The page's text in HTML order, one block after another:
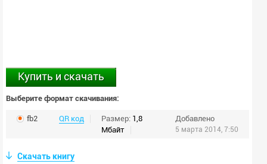
Купить и скачать
Выберите формат скачивания:
fb2 QR код Размер: 1,8
Мбайт
Добавлено
5 марта 2014, 7:50
Скачать книгу